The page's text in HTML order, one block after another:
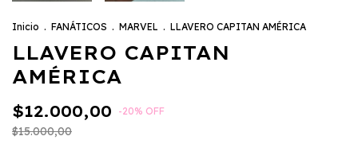
Inicio . FANÁTICOS . MARVEL . LLAVERO CAPITAN AMÉRICA
LLAVERO CAPITAN
AMÉRICA
$12.000,00 -20% OFF
$15.000,00